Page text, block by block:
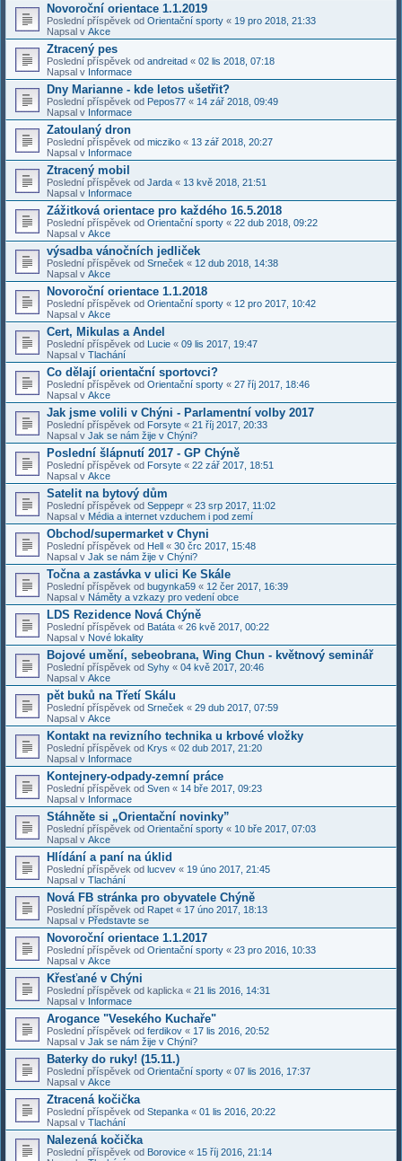
Novoroční orientace 1.1.2019
Poslední příspěvek od Orientační sporty « 19 pro 2018, 21:33
Napsal v Akce
Ztracený pes
Poslední příspěvek od andreitad « 02 lis 2018, 07:18
Napsal v Informace
Dny Marianne - kde letos ušetřit?
Poslední příspěvek od Pepos77 « 14 zář 2018, 09:49
Napsal v Informace
Zatoulaný dron
Poslední příspěvek od micziko « 13 zář 2018, 20:27
Napsal v Informace
Ztracený mobil
Poslední příspěvek od Jarda « 13 kvě 2018, 21:51
Napsal v Informace
Zážitková orientace pro každého 16.5.2018
Poslední příspěvek od Orientační sporty « 22 dub 2018, 09:22
Napsal v Akce
výsadba vánočních jedliček
Poslední příspěvek od Srneček « 12 dub 2018, 14:38
Napsal v Akce
Novoroční orientace 1.1.2018
Poslední příspěvek od Orientační sporty « 12 pro 2017, 10:42
Napsal v Akce
Cert, Mikulas a Andel
Poslední příspěvek od Lucie « 09 lis 2017, 19:47
Napsal v Tlachání
Co dělají orientační sportovci?
Poslední příspěvek od Orientační sporty « 27 říj 2017, 18:46
Napsal v Akce
Jak jsme volili v Chýni - Parlamentní volby 2017
Poslední příspěvek od Forsyte « 21 říj 2017, 20:33
Napsal v Jak se nám žije v Chýni?
Poslední šlápnutí 2017 - GP Chýně
Poslední příspěvek od Forsyte « 22 zář 2017, 18:51
Napsal v Akce
Satelit na bytový dům
Poslední příspěvek od Seppepr « 23 srp 2017, 11:02
Napsal v Média a internet vzduchem i pod zemí
Obchod/supermarket v Chyni
Poslední příspěvek od Hell « 30 črc 2017, 15:48
Napsal v Jak se nám žije v Chýni?
Točna a zastávka v ulici Ke Skále
Poslední příspěvek od bugynka59 « 12 čer 2017, 16:39
Napsal v Náměty a vzkazy pro vedení obce
LDS Rezidence Nová Chýně
Poslední příspěvek od Batáta « 26 kvě 2017, 00:22
Napsal v Nové lokality
Bojové umění, sebeobrana, Wing Chun - květnový seminář
Poslední příspěvek od Syhy « 04 kvě 2017, 20:46
Napsal v Akce
pět buků na Třetí Skálu
Poslední příspěvek od Srneček « 29 dub 2017, 07:59
Napsal v Akce
Kontakt na revizního technika u krbové vložky
Poslední příspěvek od Krys « 02 dub 2017, 21:20
Napsal v Informace
Kontejnery-odpady-zemní práce
Poslední příspěvek od Sven « 14 bře 2017, 09:23
Napsal v Informace
Stáhněte si „Orientační novinky”
Poslední příspěvek od Orientační sporty « 10 bře 2017, 07:03
Napsal v Akce
Hlídání a paní na úklid
Poslední příspěvek od lucvev « 19 úno 2017, 21:45
Napsal v Tlachání
Nová FB stránka pro obyvatele Chýně
Poslední příspěvek od Rapet « 17 úno 2017, 18:13
Napsal v Představte se
Novoroční orientace 1.1.2017
Poslední příspěvek od Orientační sporty « 23 pro 2016, 10:33
Napsal v Akce
Křesťané v Chýni
Poslední příspěvek od kaplicka « 21 lis 2016, 14:31
Napsal v Informace
Arogance "Vesekého Kuchaře"
Poslední příspěvek od ferdikov « 17 lis 2016, 20:52
Napsal v Jak se nám žije v Chýni?
Baterky do ruky! (15.11.)
Poslední příspěvek od Orientační sporty « 07 lis 2016, 17:37
Napsal v Akce
Ztracená kočička
Poslední příspěvek od Stepanka « 01 lis 2016, 20:22
Napsal v Tlachání
Nalezená kočička
Poslední příspěvek od Borovice « 15 říj 2016, 21:14